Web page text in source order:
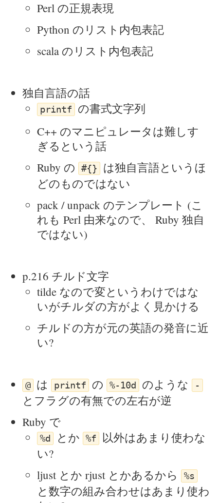
Perl の正規表現
Python のリスト内包表記
scala のリスト内包表記
独自言語の話
printf
の書式文字列
C++ のマニピュレータは難しす
ぎるという話
Ruby の
#{}
は独自言語というほ
どのものではない
pack / unpack のテンプレート (こ
れも Perl 由来なので、 Ruby 独自
ではない)
p.216 チルド文字
tilde なので変というわけではな
いがチルダの方がよく見かける
チルドの方が元の英語の発音に近
い?
@ は printf の %-10d のような -
とフラグの有無での左右が逆
Ruby で
%d とか %f
以外はあまり使わな
い?
ljust とか rjust とかあるから
%s
と数字の組み合わせはあまり使わ